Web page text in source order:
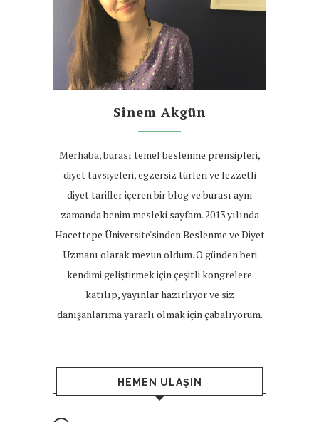
Sinem Akgün
Merhaba, burası temel beslenme prensipleri,
diyet tavsiyeleri, egzersiz türleri ve lezzetli
diyet tarifler içeren bir blog ve burası aynı
zamanda benim mesleki sayfam. 2013 yılında
Hacettepe Üniversite'sinden Beslenme ve Diyet
Uzmanı olarak mezun oldum. O günden beri
kendimi geliştirmek için çeşitli kongrelere
katılıp, yayınlar hazırlıyor ve siz
danışanlarıma yararlı olmak için çabalıyorum.
HEMEN ULAŞIN